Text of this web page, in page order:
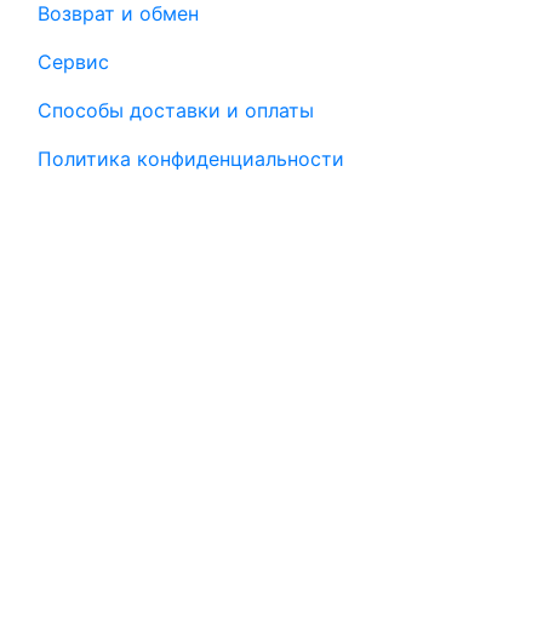
Возврат и обмен
Сервис
Способы доставки и оплаты
Политика конфиденциальности